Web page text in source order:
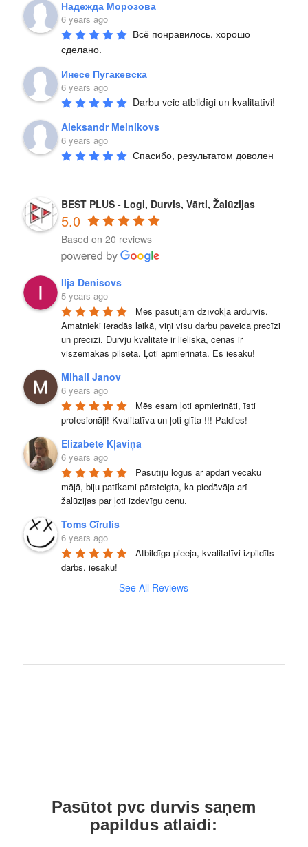
Надежда Морозова
6 years ago
Всё понравилось, хорошо
сделано.
Инесе Пугакевска
6 years ago
Darbu veic atbildīgi un kvalitatīvi!
Aleksandr Melnikovs
6 years ago
Спасибо, результатом доволен
BEST PLUS - Logi, Durvis, Vārti, Žalūzijas
5.0
Based on 20 reviews
Ilja Denisovs
5 years ago
Mēs pasūtījām dzīvokļa ārdurvis.
Amatnieki ieradās laikā, viņi visu darbu paveica precīzi
un precīzi. Durvju kvalitāte ir lieliska, cenas ir
viszemākās pilsētā. Ļoti apmierināta. Es iesaku!
Mihail Janov
6 years ago
Mēs esam ļoti apmierināti, īsti
profesionāļi! Kvalitatīva un ļoti glīta !!! Paldies!
Elizabete Kļaviņa
6 years ago
Pasūtīju logus ar apdari vecāku
mājā, biju patīkami pārsteigta, ka piedāvāja arī
žalūzijas par ļoti izdevīgu cenu.
Toms Cīrulis
6 years ago
Atbildīga pieeja, kvalitatīvi izpildīts
darbs. iesaku!
See All Reviews
Pasūtot pvc durvis saņem
papildus atlaidi: